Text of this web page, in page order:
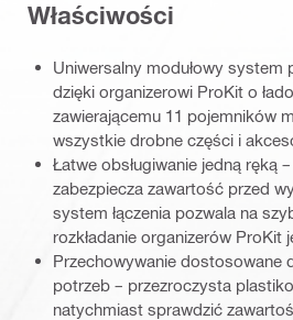
Właściwości
Uniwersalny modułowy system
dzięki organizerowi ProKit o
zawierającemu 11 pojemników
wszystkie drobne części i
Łatwe obsługiwanie jedną ręką
zabezpiecza zawartość przed
system łączenia pozwala na
rozkładanie organizerów ProKit
Przechowywanie dostosowane
potrzeb – przezroczysta
natychmiast sprawdzić